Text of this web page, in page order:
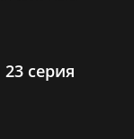
23 серия